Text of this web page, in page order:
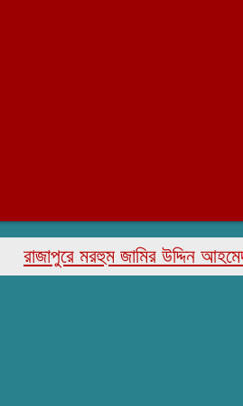
মরহুম জামির উদ্দিন আহমেদ’র